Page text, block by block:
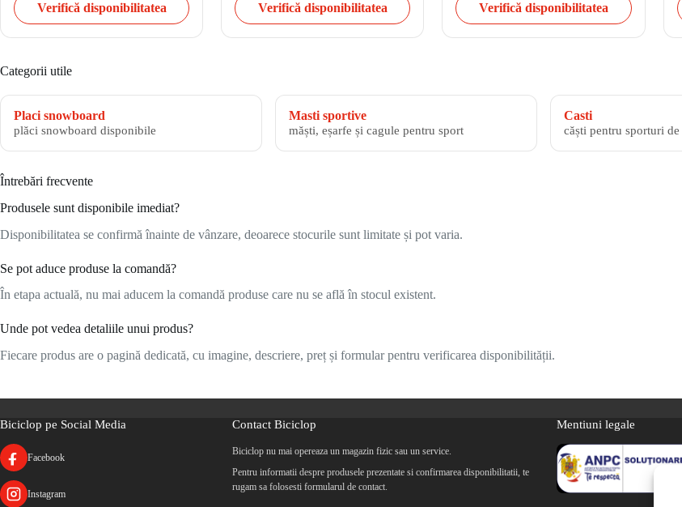
Verifică disponibilitatea
Verifică disponibilitatea
Verifică disponibilitatea
Categorii utile
Placi snowboard
plăci snowboard disponibile
Masti sportive
măști, eșarfe și cagule pentru sport
Casti
căști pentru sporturi de
Întrebări frecvente
Produsele sunt disponibile imediat?
Disponibilitatea se confirmă înainte de vânzare, deoarece stocurile sunt limitate și pot varia.
Se pot aduce produse la comandă?
În etapa actuală, nu mai aducem la comandă produse care nu se află în stocul existent.
Unde pot vedea detaliile unui produs?
Fiecare produs are o pagină dedicată, cu imagine, descriere, preț și formular pentru verificarea disponibilității.
Biciclop pe Social Media
Facebook
Instagram
Contact Biciclop
Biciclop nu mai opereaza un magazin fizic sau un service.
Pentru informatii despre produsele prezentate si confirmarea disponibilitatii, te
rugam sa folosesti formularul de contact.
Mentiuni legale